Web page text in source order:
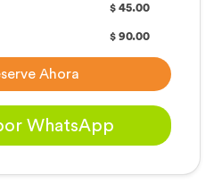
$45.00
$90.00
Ahora
WhatsApp